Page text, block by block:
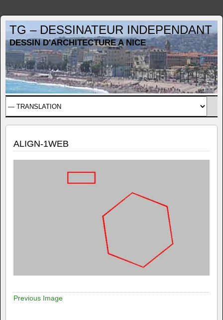
TG – DESSINATEUR INDEPENDANT
DESSIN D'ARCHITECTURE A NICE
ALIGN-1WEB
Previous Image